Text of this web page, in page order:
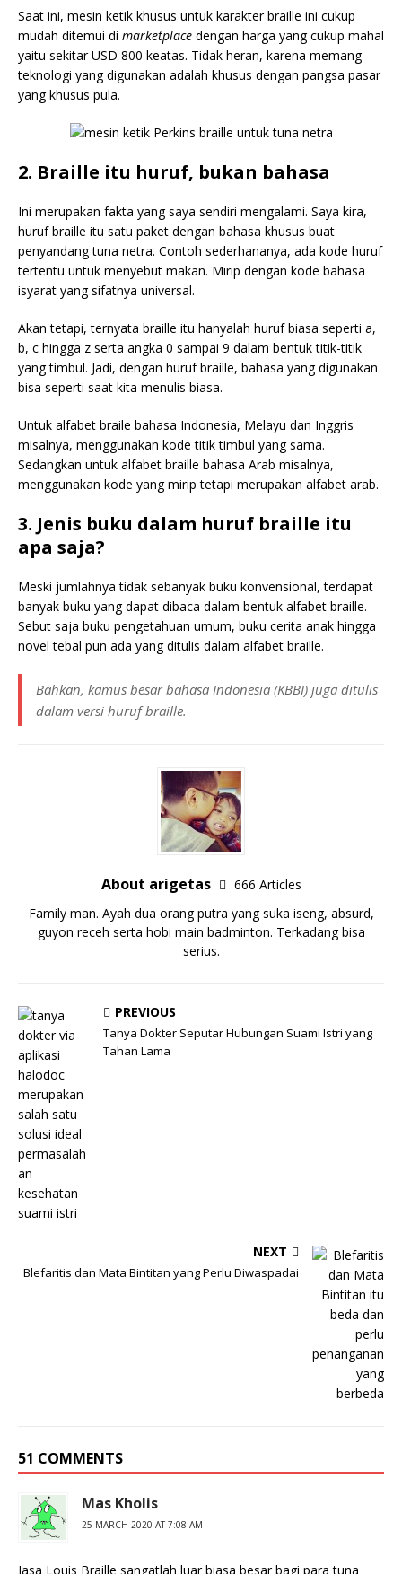
Saat ini, mesin ketik khusus untuk karakter braille ini cukup
mudah ditemui di marketplace dengan harga yang cukup mahal
yaitu sekitar USD 800 keatas. Tidak heran, karena memang
teknologi yang digunakan adalah khusus dengan pangsa pasar
yang khusus pula.
2. Braille itu huruf, bukan bahasa
Ini merupakan fakta yang saya sendiri mengalami. Saya kira,
huruf braille itu satu paket dengan bahasa khusus buat
penyandang tuna netra. Contoh sederhananya, ada kode huruf
tertentu untuk menyebut makan. Mirip dengan kode bahasa
isyarat yang sifatnya universal.
Akan tetapi, ternyata braille itu hanyalah huruf biasa seperti a,
b, c hingga z serta angka 0 sampai 9 dalam bentuk titik-titik
yang timbul. Jadi, dengan huruf braille, bahasa yang digunakan
bisa seperti saat kita menulis biasa.
Untuk alfabet braile bahasa Indonesia, Melayu dan Inggris
misalnya, menggunakan kode titik timbul yang sama.
Sedangkan untuk alfabet braille bahasa Arab misalnya,
menggunakan kode yang mirip tetapi merupakan alfabet arab.
3. Jenis buku dalam huruf braille itu
apa saja?
Meski jumlahnya tidak sebanyak buku konvensional, terdapat
banyak buku yang dapat dibaca dalam bentuk alfabet braille.
Sebut saja buku pengetahuan umum, buku cerita anak hingga
novel tebal pun ada yang ditulis dalam alfabet braille.
Bahkan, kamus besar bahasa Indonesia (KBBI) juga ditulis
dalam versi huruf braille.
About arigetas
666 Articles
Family man. Ayah dua orang putra yang suka iseng, absurd,
guyon receh serta hobi main badminton. Terkadang bisa
serius.
PREVIOUS
Tanya Dokter Seputar Hubungan Suami Istri yang
Tahan Lama
NEXT
Blefaritis dan Mata Bintitan yang Perlu Diwaspadai
51 COMMENTS
Mas Kholis
25 MARCH 2020 AT 7:08 AM
Jasa Louis Braille sangatlah luar biasa besar bagi para tuna